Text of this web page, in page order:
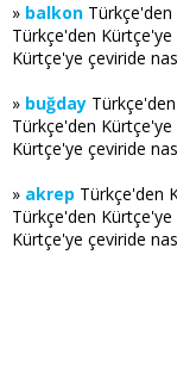
» balkon
Türkçe'den Kürtçe'ye
Kürtçe'ye çeviride
» buğday
Türkçe'den Kürtçe'ye
Kürtçe'ye çeviride
» akrep Türkçe'den
Türkçe'den Kürtçe'ye
Kürtçe'ye çeviride